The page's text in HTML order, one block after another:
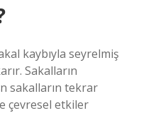
kaybıyla seyrelmiş
Sakalların
sakalların tekrar
çevresel etkiler